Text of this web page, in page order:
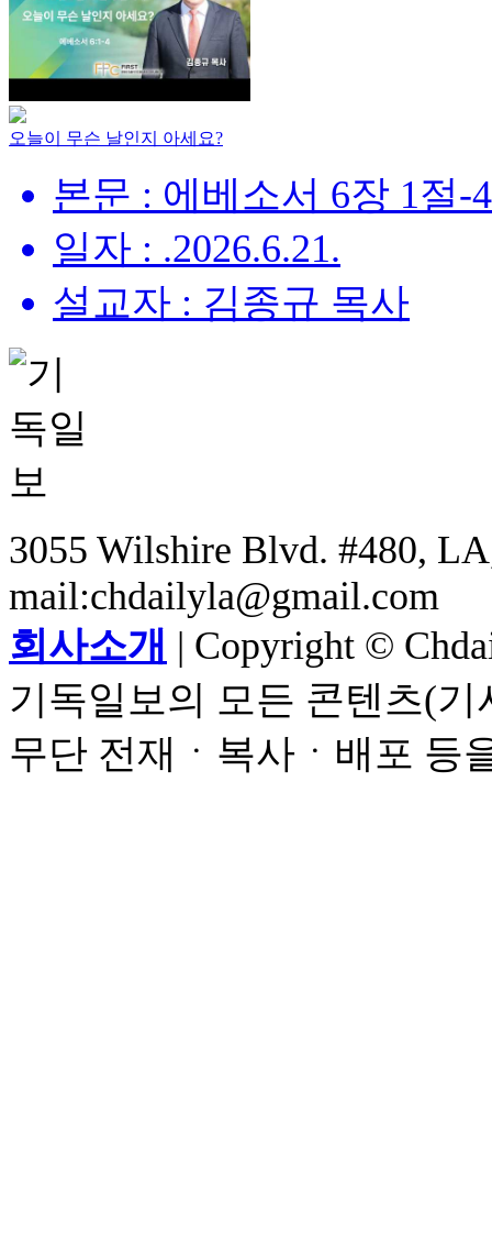
오늘이 무슨 날인지 아세요?
본문 : 에베소서 6장 1절-
일자 : .2026.6.21.
설교자 : 김종규 목사
3055 Wilshire Blvd. #480,
mail:chdailyla@gmail.com
회사소개 | Copyright ©
기독일보의 모든 콘텐츠(
무단 전재ㆍ복사ㆍ배포 등